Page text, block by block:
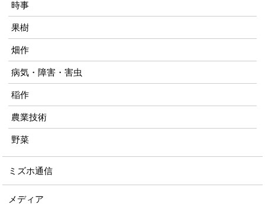
時事
果樹
畑作
病気・障害・害虫
稲作
農業技術
野菜
ミズホ通信
メディア